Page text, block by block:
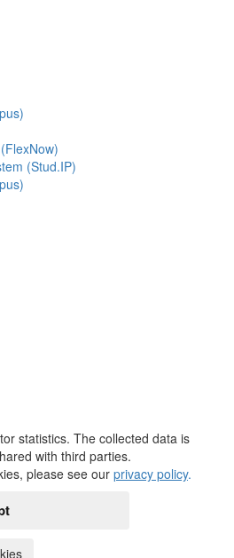
(Stud.IP)
statistics. The collected data is
with third parties.
please see our privacy policy.